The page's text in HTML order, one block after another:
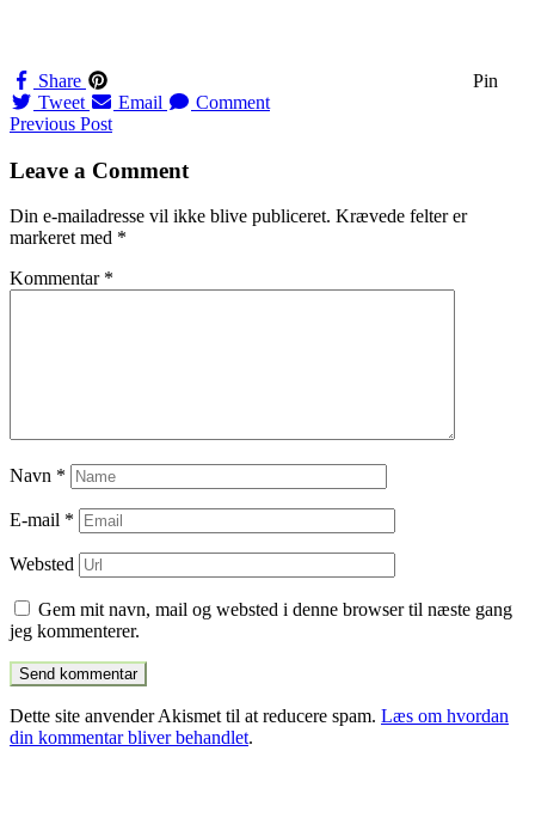
Share
Pin
Tweet
Email Comment
Navigation
til
Previous Post
Leave a Comment
Din e-mailadresse vil ikke blive publiceret. Krævede felter er
markeret med *
Kommentar *
Navn *
E-mail *
Websted
Gem mit navn, mail og websted i denne browser til næste gang
jeg kommenterer.
Dette site anvender Akismet til at reducere spam. Læs om hvordan
din kommentar bliver behandlet.